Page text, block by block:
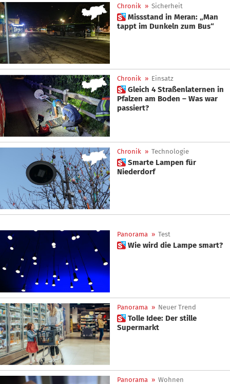
Chronik » Sicherheit
 Missstand in Meran: „Man
tappt im Dunkeln zum Bus“
Chronik » Einsatz
 Gleich 4 Straßenlaternen in
Pfalzen am Boden – Was war
passiert?
Chronik » Technologie
 Smarte Lampen für
Niederdorf
Panorama » Test
 Wie wird die Lampe smart?
Panorama » Neuer Trend
 Tolle Idee: Der stille
Supermarkt
Panorama » Wohnen